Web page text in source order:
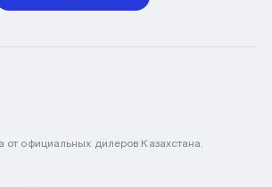
от официальных дилеров Казахстана.